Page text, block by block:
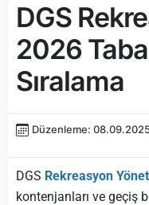
DGS
2026
Sıralama
Düzenleme:
DGS Rekreasyon
kontenjanları ve geçiş